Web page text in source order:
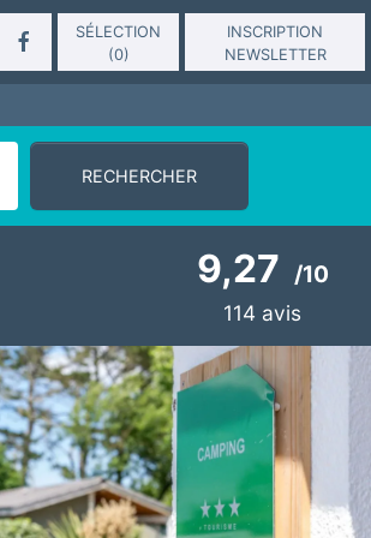
SÉLECTION
(0)
INSCRIPTION
NEWSLETTER
RECHERCHER
9,27 /10
114 avis